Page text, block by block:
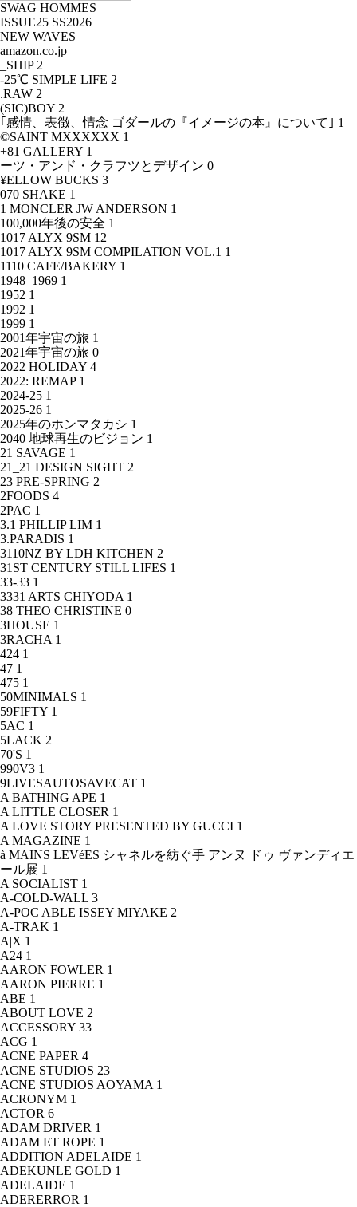
SWAG HOMMES
ISSUE25 SS2026
NEW WAVES
amazon.co.jp
_SHIP 2
-25℃ SIMPLE LIFE 2
.RAW 2
(SIC)BOY 2
｢感情、表徴、情念 ゴダールの『イメージの本』について｣ 1
©SAINT MXXXXXX 1
+81 GALLERY 1
ーツ・アンド・クラフツとデザイン 0
¥ELLOW BUCKS 3
070 SHAKE 1
1 MONCLER JW ANDERSON 1
100,000年後の安全 1
1017 ALYX 9SM 12
1017 ALYX 9SM COMPILATION VOL.1 1
1110 CAFE/BAKERY 1
1948–1969 1
1952 1
1992 1
1999 1
2001年宇宙の旅 1
2021年宇宙の旅 0
2022 HOLIDAY 4
2022: REMAP 1
2024-25 1
2025-26 1
2025年のホンマタカシ 1
2040 地球再生のビジョン 1
21 SAVAGE 1
21_21 DESIGN SIGHT 2
23 PRE-SPRING 2
2FOODS 4
2PAC 1
3.1 PHILLIP LIM 1
3.PARADIS 1
3110NZ BY LDH KITCHEN 2
31ST CENTURY STILL LIFES 1
33-33 1
3331 ARTS CHIYODA 1
38 THEO CHRISTINE 0
3HOUSE 1
3RACHA 1
424 1
47 1
475 1
50MINIMALS 1
59FIFTY 1
5AC 1
5LACK 2
70'S 1
990V3 1
9LIVESAUTOSAVECAT 1
A BATHING APE 1
A LITTLE CLOSER 1
A LOVE STORY PRESENTED BY GUCCI 1
A MAGAZINE 1
à MAINS LEVéES シャネルを紡ぐ手 アンヌ ドゥ ヴァンディエ
ール展 1
A SOCIALIST 1
A-COLD-WALL 3
A-POC ABLE ISSEY MIYAKE 2
A-TRAK 1
A|X 1
A24 1
AARON FOWLER 1
AARON PIERRE 1
ABE 1
ABOUT LOVE 2
ACCESSORY 33
ACG 1
ACNE PAPER 4
ACNE STUDIOS 23
ACNE STUDIOS AOYAMA 1
ACRONYM 1
ACTOR 6
ADAM DRIVER 1
ADAM ET ROPE 1
ADDITION ADELAIDE 1
ADEKUNLE GOLD 1
ADELAIDE 1
ADERERROR 1